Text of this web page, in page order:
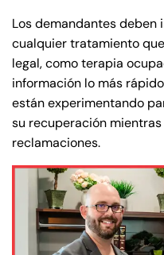
Los demandantes deben
cualquier tratamiento
legal, como terapia
información lo más
están experimentando
su recuperación
reclamaciones.
Friday
Saturday
Sunday
Friday
Saturday
Sunday